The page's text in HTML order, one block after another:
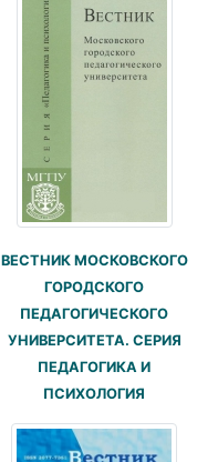
ВЕСТНИК МОСКОВСКОГО
ГОРОДСКОГО
ПЕДАГОГИЧЕСКОГО
УНИВЕРСИТЕТА. СЕРИЯ
ПЕДАГОГИКА И
ПСИХОЛОГИЯ